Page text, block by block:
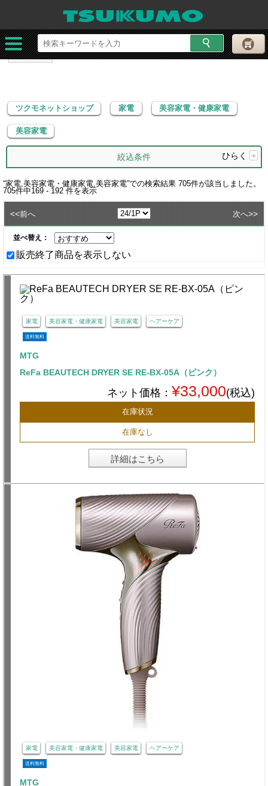
ツクモネットショップ 家電
美容家電・健康家電
美容家電
ツクモネットショップ 家電 美容家電・健康家電
美容家電
絞込条件 ひらく +
“家電,美容家電・健康家電,美容家電”での検索結果 705件が該当しました。
705件中169 - 192 件を表示
<<前へ 次へ>>
並べ替え：
販売終了商品を表示しない
家電 美容家電・健康家電 美容家電 ヘアーケア
送料無料
MTG
ReFa BEAUTECH DRYER SE RE-BX-05A（ピンク）
ネット価格： ¥33,000(税込)
在庫状況
在庫なし
詳細はこちら
家電 美容家電・健康家電 美容家電 ヘアーケア
送料無料
MTG